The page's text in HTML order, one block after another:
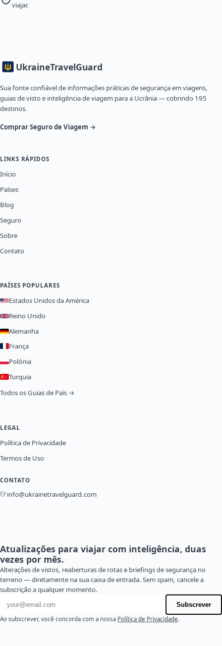
viajar.
UkraineTravelGuard
Sua fonte confiável de informações práticas de segurança em viagens,
guias de visto e inteligência de viagem para a Ucrânia — cobrindo 195
destinos.
Comprar Seguro de Viagem →
LINKS RÁPIDOS
Início
Países
Blog
Seguro
Sobre
Contato
PAÍSES POPULARES
Estados Unidos da América
Reino Unido
Alemanha
França
Polónia
Turquia
Todos os Guias de País →
LEGAL
Política de Privacidade
Termos de Uso
CONTATO
info@ukrainetravelguard.com
Atualizações para viajar com inteligência, duas
vezes por mês.
Alterações de vistos, reaberturas de rotas e briefings de segurança no
terreno — diretamente na sua caixa de entrada. Sem spam, cancele a
subscrição a qualquer momento.
Endereço de e-mail
Subscrever
Ao subscrever, você concorda com a nossa Política de Privacidade.